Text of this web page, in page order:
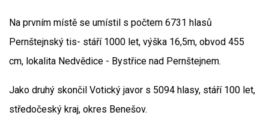
Na prvním místě se umístil s počtem 6731 hlasů
Pernštejnský tis- stáří 1000 let, výška 16,5m, obvod 455
cm, lokalita Nedvědice - Bystřice nad Pernštejnem.
Jako druhý skončil Votický javor s 5094 hlasy, stáří 100 let,
středočeský kraj, okres Benešov.